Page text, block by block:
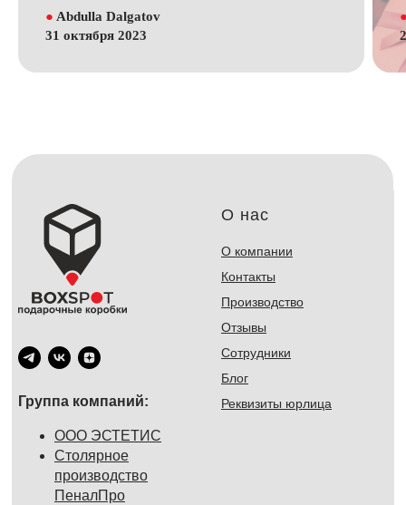
● Abdulla Dalgatov
31 октября 2023
Группа компаний:
ООО ЭСТЕТИС
Столярное
производство
ПеналПро
О нас
О компании
Контакты
Производство
Отзывы
Сотрудники
Блог
Реквизиты юрлица